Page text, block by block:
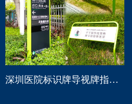
深圳医院标识牌导视牌指示路牌设计制作